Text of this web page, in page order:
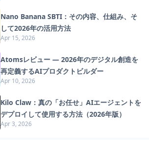
Nano Banana SBTI：その内容、仕組み、そ
して2026年の活用方法
Apr 15, 2026
Atomsレビュー — 2026年のデジタル創造を
再定義するAIプロダクトビルダー
Apr 10, 2026
Kilo Claw：真の「お任せ」AIエージェントを
デプロイして使用する方法（2026年版）
Apr 3, 2026